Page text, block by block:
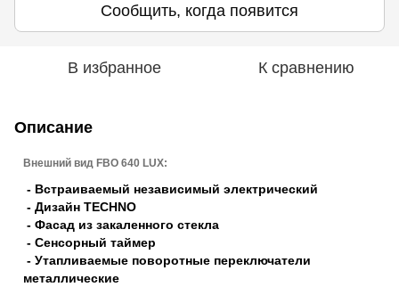
Сообщить, когда появится
В избранное К сравнению
Описание
Внешний вид FBO 640 LUX:
- Встраиваемый независимый электрический
- Дизайн TECHNO
- Фасад из закаленного стекла
- Сенсорный таймер
- Утапливаемые поворотные переключатели
металлические